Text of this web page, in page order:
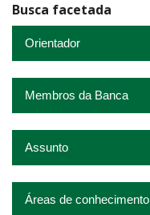
Busca facetada
Orientador
Membros da Banca
Assunto
Áreas de conhecimento